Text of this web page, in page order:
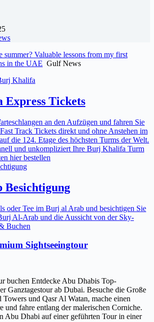
Valuable lessons from my first
in the UAE Gulf News
Tickets
an den Aufzügen und fahren Sie
Track Tickets direkt und ohne Anstehen im
die 124. Etage des höchsten Turms der Welt.
und unkompliziert Ihre Burj Khalifa Turm
hier bestellen
oder Tee im Burj al Arab und besichtigen Sie
Al-Arab und die Aussicht von der Sky-
Buchen
Sightseeingtour
buchen Entdecke Abu Dhabis Top-
Ganztagestour ab Dubai. Besuche die Große
Towers und Qasr Al Watan, mache einen
und fahre entlang der malerischen Corniche.
Abu Dhabi auf einer geführten Tour in einer